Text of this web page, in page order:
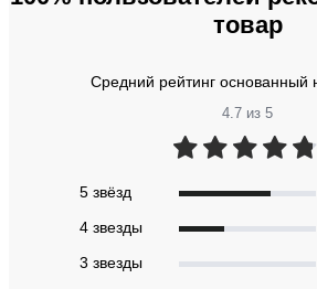
товар
Средний рейтинг основанный
4.7 из 5
5 звёзд
4 звeзды
3 звeзды